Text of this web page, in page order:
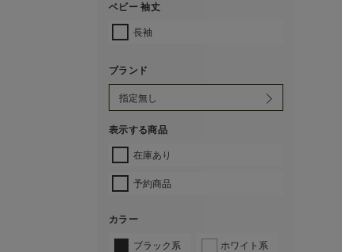
ベビー 袖丈
長袖
ブランド
表示する商品
在庫あり
予約商品
カラー
ブラック系 ホワイト系